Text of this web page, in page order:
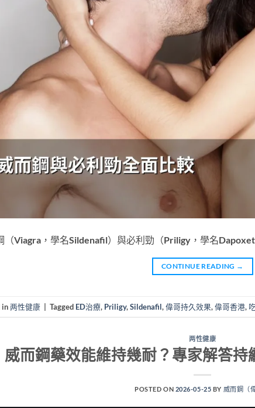
（Viagra，學名Sildenafil）與必利勁（Priligy，學名
CONTINUE READING →
in两性健康 | Tagged ED治療, Priligy,Sildenafil,偉哥持久效果,偉哥香港,
两性健康
威而鋼藥效能維持幾耐？專家解答
POSTED ON 2026-05-25 BY 威而鋼（